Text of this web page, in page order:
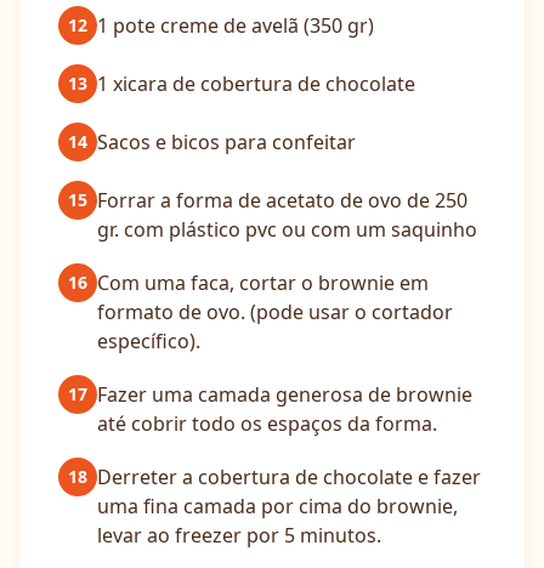
12 1 pote creme de avelã (350 gr)
13 1 xicara de cobertura de chocolate
14 Sacos e bicos para confeitar
15 Forrar a forma de acetato de ovo de 250
gr. com plástico pvc ou com um saquinho
16 Com uma faca, cortar o brownie em
formato de ovo. (pode usar o cortador
específico).
17 Fazer uma camada generosa de brownie
até cobrir todo os espaços da forma.
18 Derreter a cobertura de chocolate e fazer
uma fina camada por cima do brownie,
levar ao freezer por 5 minutos.